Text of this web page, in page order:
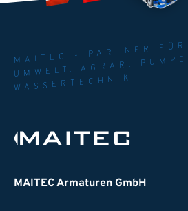
MAITEC - PARTNER
UMWELT. AGRAR.
WASSERTECHNIK
MAITEC Armaturen GmbH